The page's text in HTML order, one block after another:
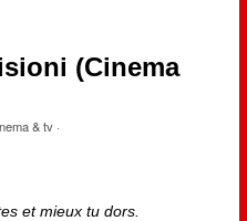
(Cinema
& tv·
et mieux tu dors.